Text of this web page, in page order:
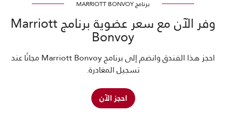
برنامج MARRIOTT BONVOY
وفر الآن مع سعر عضوية برنامج Marriott
Bonvoy
احجز هذا الفندق وانضم إلى برنامج Marriott Bonvoy مجانًا عند
تسجيل المغادرة.
احجز الآن